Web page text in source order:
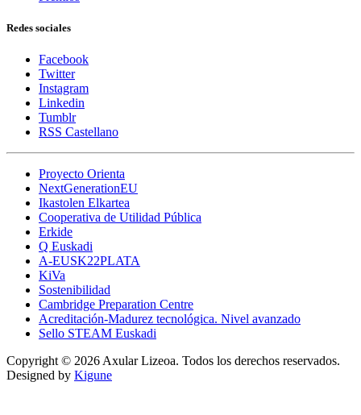
Redes sociales
Facebook
Twitter
Instagram
Linkedin
Tumblr
RSS Castellano
Proyecto Orienta
NextGenerationEU
Ikastolen Elkartea
Cooperativa de Utilidad Pública
Erkide
Q Euskadi
A-EUSK22PLATA
KiVa
Sostenibilidad
Cambridge Preparation Centre
Acreditación-Madurez tecnológica. Nivel avanzado
Sello STEAM Euskadi
Copyright © 2026 Axular Lizeoa. Todos los derechos reservados.
Designed by Kigune